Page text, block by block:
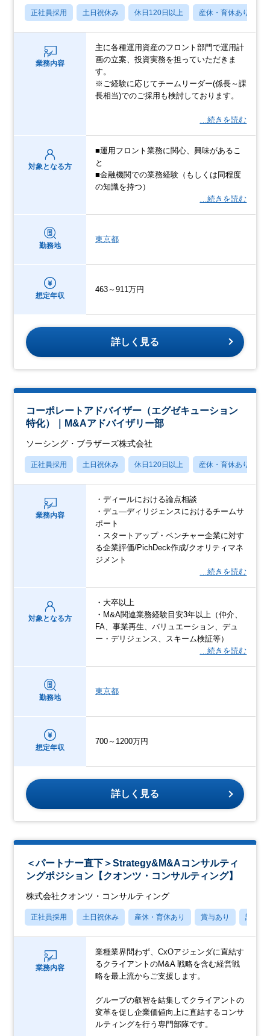
正社員採用 土日祝休み 休日120日以上 産休・育休あり
業務内容
主に各種運用資産のフロント部門で運用計
画の立案、投資実務を担っていただきま
す。
※ご経験に応じてチームリーダー(係長～課
長相当)でのご採用も検討しております。
…続きを読む
対象となる方
■運用フロント業務に関心、興味があるこ
と
■金融機関での業務経験（もしくは同程度
の知識を持つ）
…続きを読む
勤務地
東京都
想定年収
463～911万円
詳しく見る
コーポレートアドバイザー（エグゼキューション
特化）｜M&Aアドバイザリー部
ソーシング・ブラザーズ株式会社
正社員採用 土日祝休み 休日120日以上 産休・育休あり
業務内容
・ディールにおける論点相談
・デュ—ディリジェンスにおけるチームサ
ポート
・スタートアップ・ベンチャー企業に対す
る企業評価/PichDeck作成/クオリティマネ
ジメント
…続きを読む
対象となる方
・大卒以上
・M&A関連業務経験目安3年以上（仲介、
FA、事業再生、バリュエーション、デュ
ー・デリジェンス、スキーム検証等）
…続きを読む
勤務地
東京都
想定年収
700～1200万円
詳しく見る
＜パートナー直下＞Strategy&M&Aコンサルティ
ングポジション【クオンツ・コンサルティング】
株式会社クオンツ・コンサルティング
正社員採用 土日祝休み 産休・育休あり 賞与あり 語学力
業務内容
業種業界問わず、CxOアジェンダに直結す
るクライアントのM&A 戦略を含む経営戦
略を最上流からご支援します。
グループの叡智を結集してクライアントの
変革を促し企業価値向上に直結するコンサ
ルティングを行う専門部隊です。